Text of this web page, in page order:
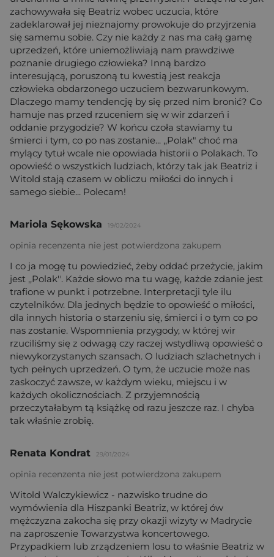
zachowywała się Beatriz wobec uczucia, które
zadeklarował jej nieznajomy prowokuje do przyjrzenia
się samemu sobie. Czy nie każdy z nas ma całą gamę
uprzedzeń, które uniemożliwiają nam prawdziwe
poznanie drugiego człowieka? Inną bardzo
interesującą, poruszoną tu kwestią jest reakcja
człowieka obdarzonego uczuciem bezwarunkowym.
Dlaczego mamy tendencję by się przed nim bronić? Co
hamuje nas przed rzuceniem się w wir zdarzeń i
oddanie przygodzie? W końcu czoła stawiamy tu
śmierci i tym, co po nas zostanie... ,,Polak" choć ma
mylący tytuł wcale nie opowiada historii o Polakach. To
opowieść o wszystkich ludziach, którzy tak jak Beatriz i
Witold stają czasem w obliczu miłości do innych i
samego siebie... Polecam!
Mariola Sękowska 19/02/2024
opinia recenzenta nie jest potwierdzona zakupem
I co ja mogę tu powiedzieć, żeby oddać przeżycie, jakim
jest ,,Polak''. Każde słowo ma tu wagę, każde zdanie jest
trafione w punkt i potrzebne. Interpretacji tyle ilu
czytelników. Dla jednych będzie to opowieść o miłości,
dla innych historia o starzeniu się, śmierci i o tym co po
nas zostanie. Wspomnienia przygody, w której wir
rzuciliśmy się z odwagą czy raczej wstydliwą opowieść o
niewykorzystanych szansach. O ludziach szlachetnych i
tych pełnych uprzedzeń. O tym, że uczucie może nas
zaskoczyć zawsze, w każdym wieku, miejscu i w
każdych okolicznościach. Z przyjemnością
przeczytałabym tą książkę od razu jeszcze raz. I chyba
tak właśnie zrobię.
Renata Kondrat 29/01/2024
opinia recenzenta nie jest potwierdzona zakupem
Witold Walczykiewicz - nazwisko trudne do
wymówienia dla Hiszpanki Beatriz, w której ów
mężczyzna zakocha się przy okazji wizyty w Madrycie
na zaproszenie Towarzystwa koncertowego.
Przypadkiem lub zrządzeniem losu to właśnie Beatriz w